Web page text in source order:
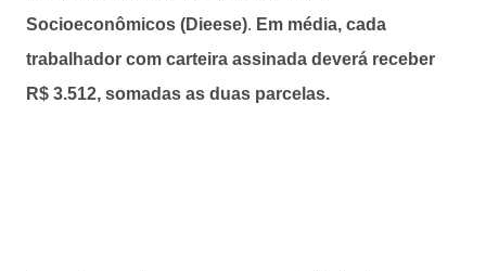
Socioeconômicos (Dieese). Em média, cada
trabalhador com carteira assinada deverá receber
R$ 3.512, somadas as duas parcelas.